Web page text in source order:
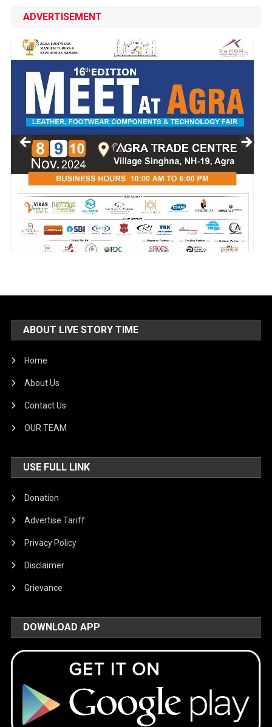
ADVERTISEMENT
ABOUT LIVE STORY TIME
Home
About Us
Contact Us
OUR TEAM
USE FULL LINK
Donation
Advertise Tariff
Privacy Policy
Disclaimer
Grievance
DOWNLOAD APP